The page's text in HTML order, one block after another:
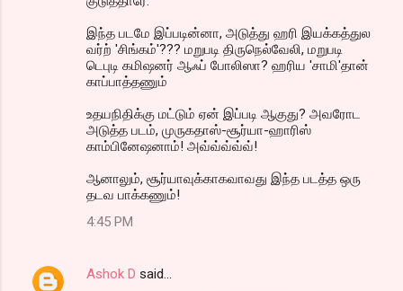
இந்த‌ ப‌ட‌மே இப்ப‌டின்னா, அடுத்து ஹரி இய‌க்க‌த்துல‌
வ‌ர்ற் 'சிங்க‌ம்'??? ம‌றுப‌டி திருநெல்வேலி, ம‌றுப‌டி
டெபுடி க‌மிஷ‌ன‌ர் ஆஃப் போலிஸா? ஹ‌ரிய‌ 'சாமி'தான்
காப்பாத்த‌ணும்
உத‌ய‌நிதிக்கு மட்டும் ஏன் இப்ப‌டி ஆகுது? அவ‌ரோட‌
அடுத்த‌ ப‌ட‌ம், முருக‌தாஸ்-சூர்யா-ஹாரிஸ்
காம்பினேஷ‌னாம்! அவ்வ்வ்வ்வ்!
ஆனாலும், சூர்யாவுக்காக‌வாவ‌து இந்த‌ பட‌த்த‌ ஒரு
த‌ட‌வ‌ பாக்க‌ணும்!
4:45 PM
Ashok D said…